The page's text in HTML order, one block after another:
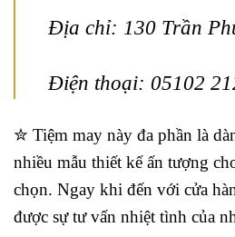
Địa chỉ: 130 Trần
Điện thoại: 05102
✮ Tiệm may này đa phần là
nhiều mẫu thiết kế ấn tượng
chọn. Ngay khi đến với cửa
được sự tư vấn nhiệt tình của